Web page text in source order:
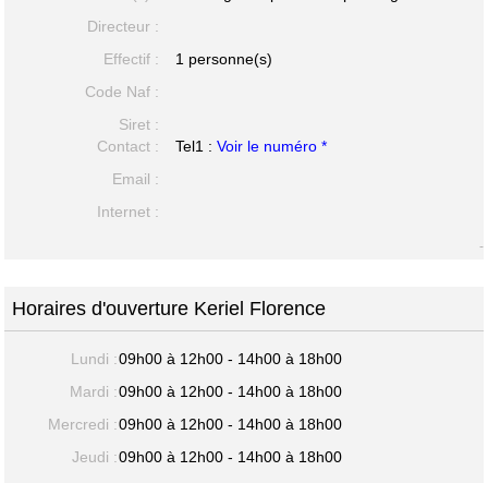
Directeur :
Effectif :
1 personne(s)
Code Naf :
Siret :
Contact :
Tel1 :Voir le numéro *
Email :
Internet :
-
Horaires d'ouverture Keriel Florence
Lundi :09h00 à 12h00 - 14h00 à 18h00
Mardi :09h00 à 12h00 - 14h00 à 18h00
Mercredi :09h00 à 12h00 - 14h00 à 18h00
Jeudi :09h00 à 12h00 - 14h00 à 18h00